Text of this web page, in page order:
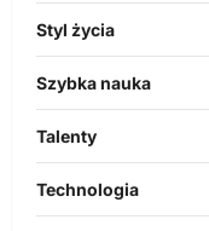
Styl życia
Szybka nauka
Talenty
Technologia